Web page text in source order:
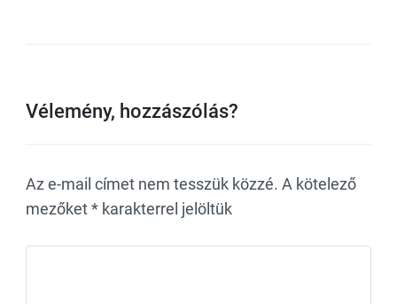
Vélemény, hozzászólás?
Az e-mail címet nem tesszük közzé. A kötelező
mezőket* karakterrel jelöltük